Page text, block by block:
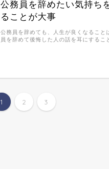
公務員を辞めたい気持ち
ることが大事
公務員を辞めても、人生が良くなること
員を辞めて後悔した人の話を耳にする
1 2 3